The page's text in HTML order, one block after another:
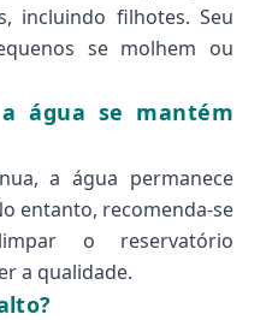
incluindo filhotes. Seu
se molhem ou
água se mantém
a água permanece
entanto, recomenda-se
o reservatório
a qualidade.